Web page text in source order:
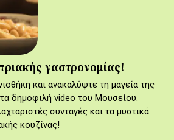
γαστρονομίας!
και ανακαλύψτε τη μαγεία της
δημοφιλή video του Μουσείου.
συνταγές και τα μυστικά
κουζίνας!